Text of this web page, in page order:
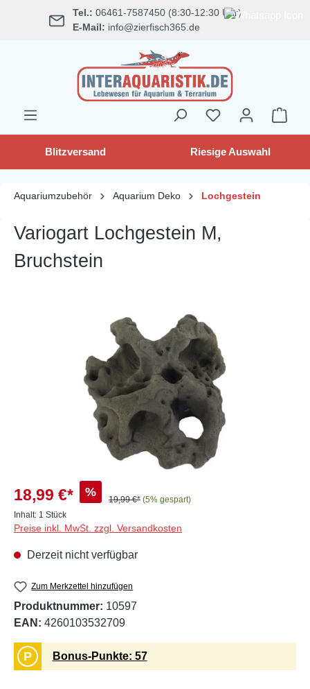
springen Tel.: 06461-7587450 (8:30-12:30 Uhr)
E-Mail: info@zierfisch365.de
Blitzversand Riesige Auswahl
Aquariumzubehör Aquarium Deko Lochgestein
Variogart Lochgestein M,
Bruchstein
Bildergalerie überspringen
18,99 €* %
19,99 €* (5% gespart)
Inhalt: 1 Stück
Preise inkl. MwSt. zzgl. Versandkosten
Derzeit nicht verfügbar
Zum Merkzettel hinzufügen
Produktnummer: 10597
EAN: 4260103532709
P Bonus-Punkte: 57